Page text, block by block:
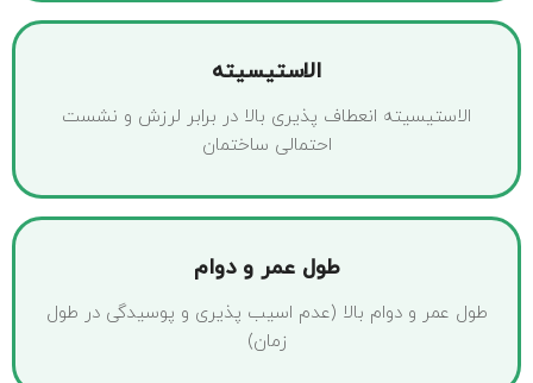
الاستیسیته
الاستیسیته انعطاف پذیری بالا در برابر لرزش و نشست
احتمالی ساختمان
طول عمر و دوام
طول عمر و دوام بالا (عدم اسیب پذیری و پوسیدگی در طول
زمان)